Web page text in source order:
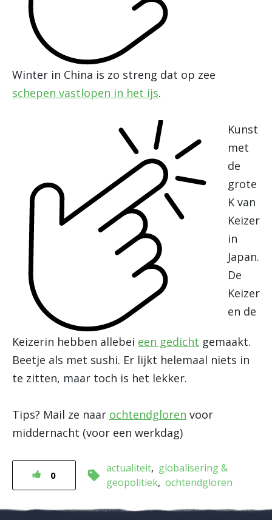
Winter in China is zo streng dat op zee
schepen vastlopen in het ijs.
Kunst
met
de
grote
K van
Keizer
in
Japan.
De
Keizer
en de
Keizerin hebben allebei een gedicht gemaakt.
Beetje als met sushi. Er lijkt helemaal niets in
te zitten, maar toch is het lekker.
Tips? Mail ze naar ochtendgloren voor
middernacht (voor een werkdag)
0
actualiteit globalisering &
geopolitiek ochtendgloren